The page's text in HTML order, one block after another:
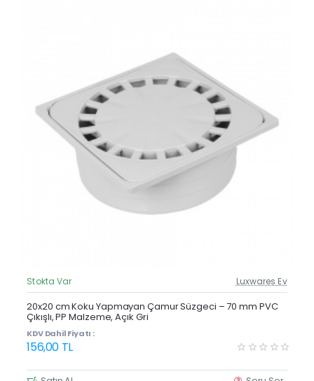
Güncel Fiyat
Yeni Ürün
Stokta Var Luxwares Ev
20x20 cm Koku Yapmayan Çamur Süzgeci – 70 mm PVC
Çıkışlı, PP Malzeme, Açık Gri
KDV Dahil Fiyatı :
156,00 TL